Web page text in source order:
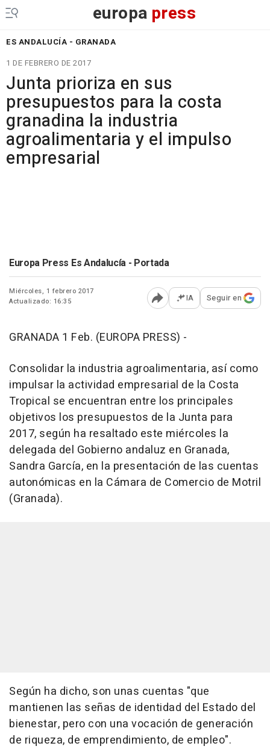
europa press
ES ANDALUCÍA - GRANADA
1 DE FEBRERO DE 2017
Junta prioriza en sus
presupuestos para la costa
granadina la industria
agroalimentaria y el impulso
empresarial
Europa Press Es Andalucía - Portada
Miércoles, 1 febrero 2017
Actualizado: 16:35
Abrir opciones para
IA Seguir en
GRANADA 1 Feb. (EUROPA PRESS) -
Consolidar la industria agroalimentaria, así como
impulsar la actividad empresarial de la Costa
Tropical se encuentran entre los principales
objetivos los presupuestos de la Junta para
2017, según ha resaltado este miércoles la
delegada del Gobierno andaluz en Granada,
Sandra García, en la presentación de las cuentas
autonómicas en la Cámara de Comercio de Motril
(Granada).
Según ha dicho, son unas cuentas "que
mantienen las señas de identidad del Estado del
bienestar, pero con una vocación de generación
de riqueza, de emprendimiento, de empleo".